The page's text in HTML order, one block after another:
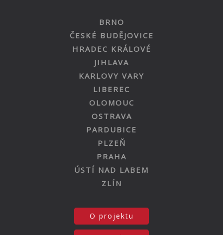
BRNO
ČESKÉ BUDĚJOVICE
HRADEC KRÁLOVÉ
JIHLAVA
KARLOVY VARY
LIBEREC
OLOMOUC
OSTRAVA
PARDUBICE
PLZEŇ
PRAHA
ÚSTÍ NAD LABEM
ZLÍN
O projektu